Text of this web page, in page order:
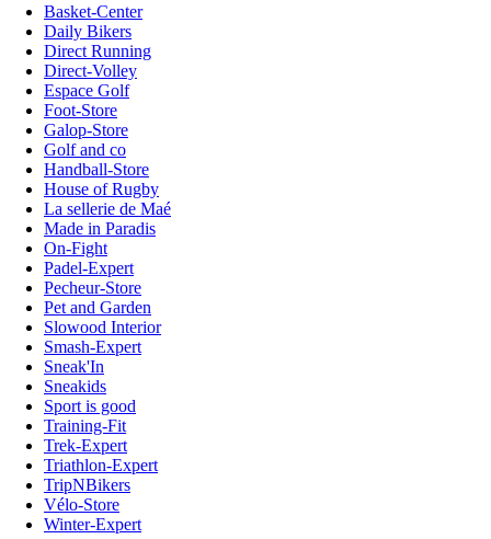
Basket-Center
Daily Bikers
Direct Running
Direct-Volley
Espace Golf
Foot-Store
Galop-Store
Golf and co
Handball-Store
House of Rugby
La sellerie de Maé
Made in Paradis
On-Fight
Padel-Expert
Pecheur-Store
Pet and Garden
Slowood Interior
Smash-Expert
Sneak'In
Sneakids
Sport is good
Training-Fit
Trek-Expert
Triathlon-Expert
TripNBikers
Vélo-Store
Winter-Expert